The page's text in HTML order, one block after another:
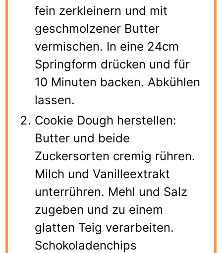
fein zerkleinern und mit
geschmolzener Butter
vermischen. In eine 24cm
Springform drücken und für
10 Minuten backen. Abkühlen
lassen.
Cookie Dough herstellen:
Butter und beide
Zuckersorten cremig rühren.
Milch und Vanilleextrakt
unterrühren. Mehl und Salz
zugeben und zu einem
glatten Teig verarbeiten.
Schokoladenchips